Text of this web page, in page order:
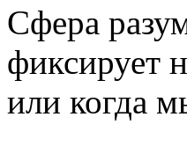
Сфера
фиксирует
или когда